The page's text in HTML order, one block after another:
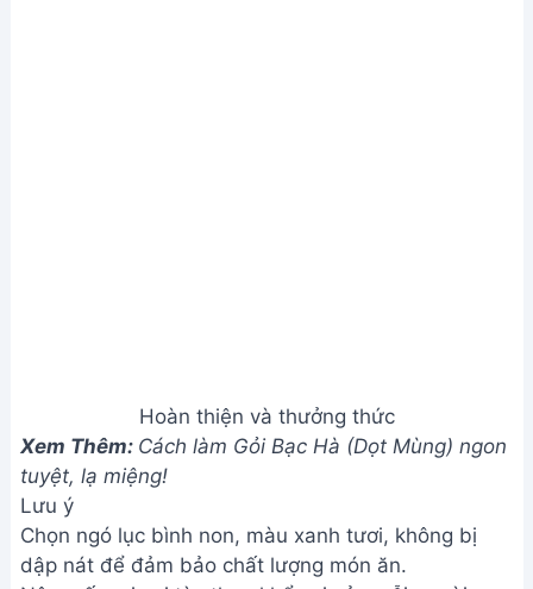
Hoàn thiện và thưởng thức
Xem Thêm: Cách làm Gỏi Bạc Hà (Dọt Mùng) ngon
tuyệt, lạ miệng!
Lưu ý
Chọn ngó lục bình non, màu xanh tươi, không bị
dập nát để đảm bảo chất lượng món ăn.